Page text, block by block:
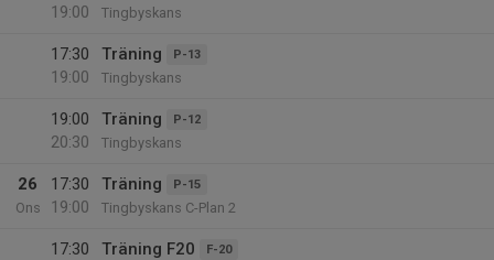
19:00
Tingbyskans
17:30
19:00
Träning P-13
Tingbyskans
19:00
20:30
Träning P-12
Tingbyskans
26
Ons
17:30
19:00
Träning P-15
Tingbyskans C-Plan 2
17:30
Träning F20 F-20